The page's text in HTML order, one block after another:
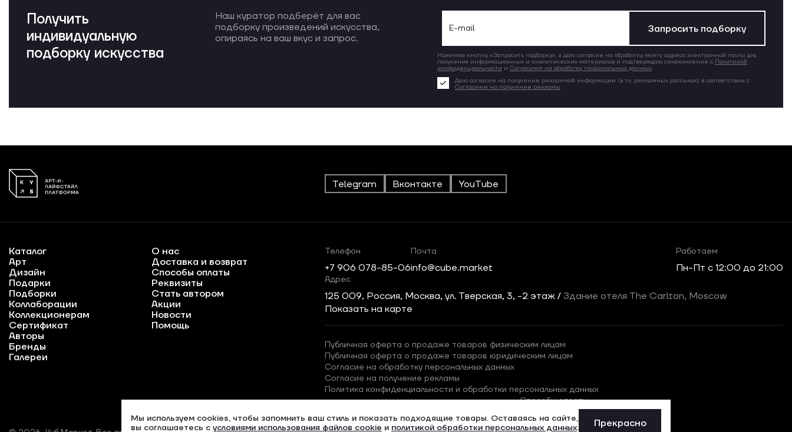
Получить
индивидуальную
подборку искусства
Наш куратор подберёт для вас
подборку произведений искусства,
опираясь на ваш вкус и запрос.
Запросить подборку
Нажимая кнопку «Запросить подборку», я даю согласие на обработку моего адреса электронной почты для
получения информационных и аналитических материалов и подтверждаю ознакомление с Политикой
конфиденциальности и Согласием на обработку персональных данных.
Даю согласие на получение рекламной информации (в т.ч. рекламных рассылок) в соответствии с
Согласием на получение рекламы
Telegram Вконтакте YouTube
Каталог
Арт
Дизайн
Подарки
Подборки
Коллаборации
Коллекционерам
Сертификат
Авторы
Бренды
Галереи
О нас
Доставка и возврат
Способы оплаты
Реквизиты
Стать автором
Акции
Новости
Помощь
Телефон
+7 906 078-85-06
Почта
info@cube.market
Работаем
Пн-Пт c 12:00 до 21:00
Адрес
125 009, Россия, Москва, ул. Тверская, 3, -2 этаж / Здание отеля The Carlton, Moscow
Показать на карте
Публичная оферта о продаже товаров физическим лицам
Публичная оферта о продаже товаров юридическим лицам
Согласие на обработку персональных данных
Согласие на получение рекламы
Политика конфиденциальности и обработки персональных данных
Способы оплаты
Мы используем cookies, чтобы запомнить ваш стиль и показать подходящие товары. Оставаясь на сайте,
вы соглашаетесь с условиями использования файлов cookie и политикой обработки персональных данных. Прекрасно